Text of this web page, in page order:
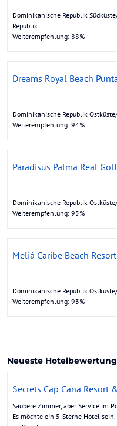
Dominikanische Republik
Republik
Weiterempfehlung: 88%
Dreams Royal Beach
Dominikanische Republik
Weiterempfehlung: 94%
Paradisus Palma Real
Dominikanische Republik
Weiterempfehlung: 95%
Meliá Caribe Beach
Dominikanische Republik
Weiterempfehlung: 93%
Neueste
Secrets Cap Cana Resort
Saubere Zimmer, aber Service im
Es möchte ein 5-Sterne Hotel